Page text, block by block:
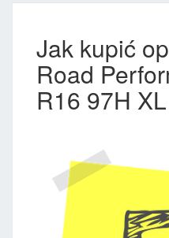
Jak kupić
Road
R16 97H